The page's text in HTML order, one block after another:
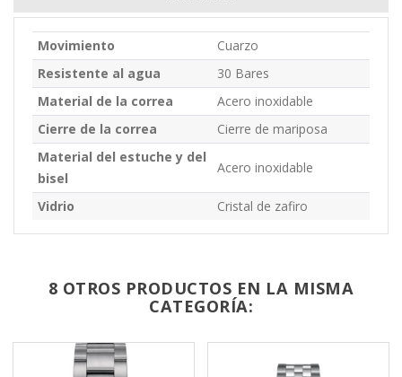
Movimiento
Cuarzo
Resistente al agua
30 Bares
Material de la correa
Acero inoxidable
Cierre de la correa
Cierre de mariposa
Material del estuche y del
bisel
Acero inoxidable
Vidrio Cristal de zafiro
8 OTROS PRODUCTOS EN LA MISMA
CATEGORÍA: